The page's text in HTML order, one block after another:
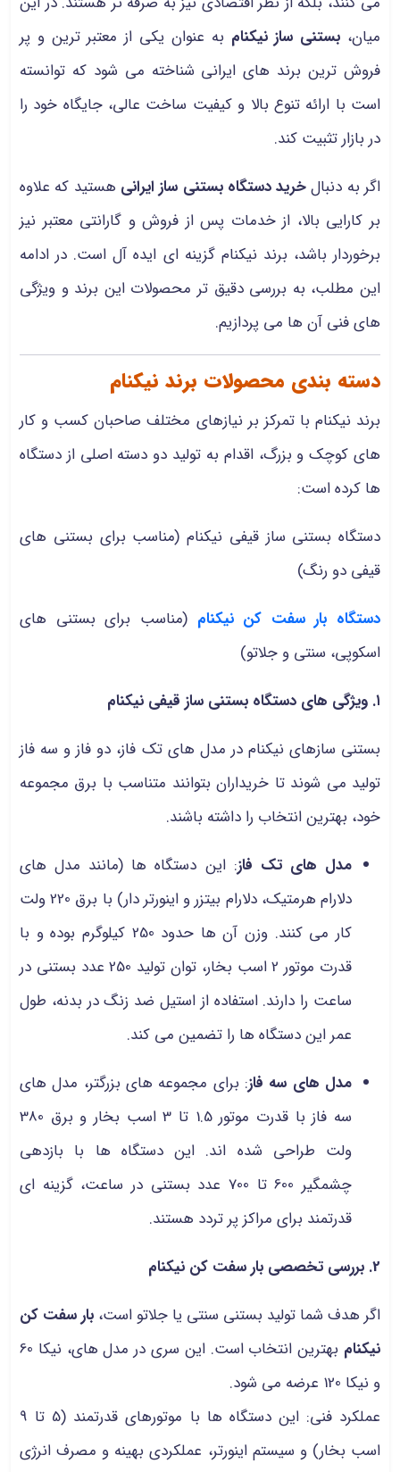
میان، بستنی ساز نیکنام به عنوان یکی از معتبر ترین و پر
فروش‌ ترین برند های ایرانی شناخته می‌ شود که توانسته
است با ارائه تنوع بالا و کیفیت ساخت عالی، جایگاه خود را
در بازار تثبیت کند.
اگر به دنبالخرید دستگاه بستنی ساز ایرانی هستید که علاوه
بر کارایی بالا، از خدمات پس از فروش و گارانتی معتبر نیز
برخوردار باشد، برند نیکنام گزینه‌ ای ایده آل است. در ادامه
این مطلب، به بررسی دقیق‌ تر محصولات این برند و ویژگی‌
های فنی آن‌ ها می‌ پردازیم.
دسته‌ بندی محصولات برند نیکنام
برند نیکنام با تمرکز بر نیازهای مختلف صاحبان کسب‌ و کار
های کوچک و بزرگ، اقدام به تولید دو دسته اصلی از دستگاه‌
ها کرده است:
دستگاه بستنی ساز قیفی نیکنام (مناسب برای بستنی‌ های
قیفی دو رنگ)
دستگاه بار سفت کن نیکنام (مناسب برای بستنی‌ های
اسکوپی، سنتی و جلاتو)
۱. ویژگی‌ های دستگاه بستنی ساز قیفی نیکنام
بستنی سازهای نیکنام در مدل‌ های تک فاز، دو فاز و سه فاز
تولید می شوند تا خریداران بتوانند متناسب با برق مجموعه
خود، بهترین انتخاب را داشته باشند.
مدل‌ های تک فاز: این دستگاه‌ ها (مانند مدل‌ های
دلارام هرمتیک، دلارام بیتزر و اینورتر دار) با برق 220 ولت
کار می‌ کنند. وزن آن‌ ها حدود 250 کیلوگرم بوده و با
قدرت موتور 2 اسب بخار، توان تولید 250 عدد بستنی در
ساعت را دارند. استفاده از استیل ضد زنگ در بدنه، طول
عمر این دستگاه‌ ها را تضمین می‌ کند.
مدل‌ های سه فاز: برای مجموعه های بزرگتر، مدل‌ های
سه فاز با قدرت موتور 1.5 تا 3 اسب بخار و برق 380
ولت طراحی شده‌ اند. این دستگاه‌ ها با بازدهی
چشمگیر 600 تا 700 عدد بستنی در ساعت، گزینه‌ ای
قدرتمند برای مراکز پر تردد هستند.
2. بررسی تخصصی بار سفت کن نیکنام
اگر هدف شما تولید بستنی سنتی یا جلاتو است، بار سفت کن
نیکنام
بهترین انتخاب است. این سری در مدل‌ های، نیکا 60
و نیکا 120 عرضه می‌ شود.
عملکرد فنی: این دستگاه‌ ها با موتورهای قدرتمند (5 تا 9
اسب بخار) و سیستم اینورتر، عملکردی بهینه و مصرف انرژی